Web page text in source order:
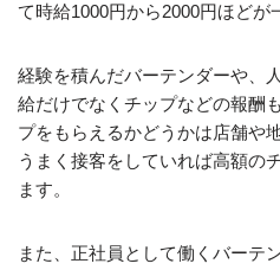
て時給1000円から2000円ほどが
経験を積んだバーテンダーや、
給だけでなくチップなどの報酬
プをもらえるかどうかは店舗や
うまく接客をしていれば高額の
ます。
また、正社員として働くバーテ